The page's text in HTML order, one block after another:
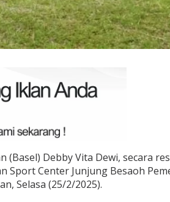
(Basel) Debby Vita Dewi, secara
Sport Center Junjung Besaoh
Selasa (25/2/2025).